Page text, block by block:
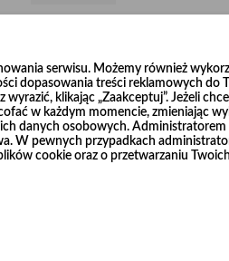
są za pomocą szczelnego zamka.
serwisu. Możemy również
dopasowania treści reklamowych do
klikając „Zaakceptuj”. Jeżeli
w każdym momencie, zmieniając
danych osobowych.
W pewnych przypadkach
cookie oraz o przetwarzaniu